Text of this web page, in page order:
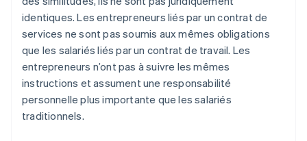
identiques. Les entrepreneurs liés par un contrat de
services ne sont pas soumis aux mêmes obligations
que les salariés liés par un contrat de travail. Les
entrepreneurs n’ont pas à suivre les mêmes
instructions et assument une responsabilité
personnelle plus importante que les salariés
traditionnels.